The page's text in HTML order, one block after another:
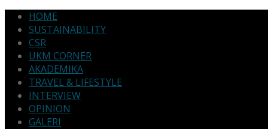
HOME
SUSTAINABILITY
CSR
UKM CORNER
AKADEMIKA
TRAVEL & LIFESTYLE
INTERVIEW
OPINION
GALERI